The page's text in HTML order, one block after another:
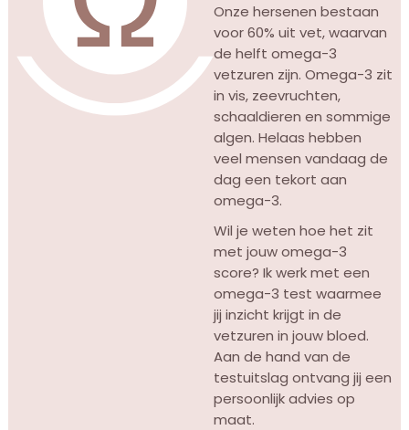
Onze hersenen bestaan
voor 60% uit vet, waarvan
de helft omega-3
vetzuren zijn. Omega-3 zit
in vis, zeevruchten,
schaaldieren en sommige
algen. Helaas hebben
veel mensen vandaag de
dag een tekort aan
omega-3.
Wil je weten hoe het zit
met jouw omega-3
score? Ik werk met een
omega-3 test waarmee
jij inzicht krijgt in de
vetzuren in jouw bloed.
Aan de hand van de
testuitslag ontvang jij een
persoonlijk advies op
maat.